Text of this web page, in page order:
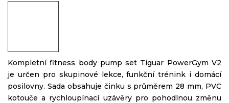
Kompletní fitness body pump set Tiguar PowerGym V2
je určen pro skupinové lekce, funkční trénink i domácí
posilovny. Sada obsahuje činku s průměrem 28 mm, PVC
kotouče a rychloupínací uzávěry pro pohodlnou změnu